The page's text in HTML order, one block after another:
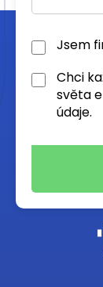
Jsem
Chci
světa
údaje.